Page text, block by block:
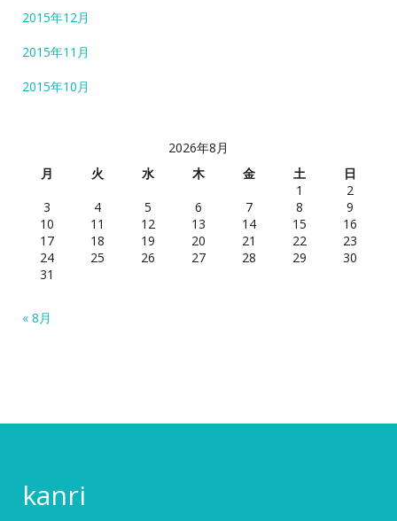
2015年12月
2015年11月
2015年10月
2026年8月
月
火 水 木 金 土
日
1
2
3
4 5 6 7 8
9
10
11 12 13 14 15
16
17
18 19 20 21 22
23
24
25 26 27 28 29
30
31
« 8月
kanri